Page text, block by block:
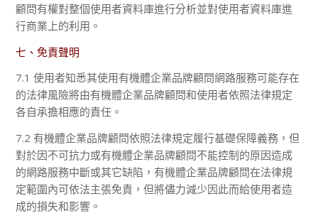
顧問有權對整個使用者資料庫進行分析並對使用者資料庫進
行商業上的利用。
七、免責聲明
7.1 使用者知悉其使用有機體企業品牌顧問網路服務可能存在
的法律風險將由有機體企業品牌顧問和使用者依照法律規定
各自承擔相應的責任。
7.2 有機體企業品牌顧問依照法律規定履行基礎保障義務，但
對於因不可抗力或有機體企業品牌顧問不能控制的原因造成
的網路服務中斷或其它缺陷，有機體企業品牌顧問在法律規
定範圍內可依法主張免責，但將儘力減少因此而給使用者造
成的損失和影響。